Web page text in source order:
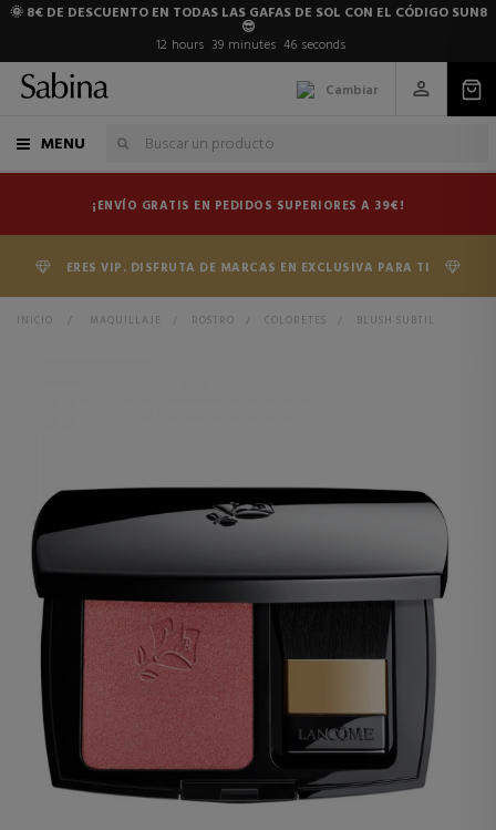
🌞 8€ DE DESCUENTO EN TODAS LAS GAFAS DE SOL CON EL CÓDIGO SUN8
😎
12 hours 39 minutes 46 seconds
Cambiar
MENU
¡ENVÍO GRATIS EN PEDIDOS SUPERIORES A 39€!
ERES VIP. DISFRUTA DE MARCAS EN EXCLUSIVA PARA TI
INICIO > MAQUILLAJE > ROSTRO > COLORETES > BLUSH SUBTIL